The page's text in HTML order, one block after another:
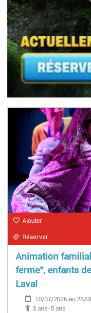
Ajouter
Réserver
Animation
ferme", enfants
Laval
10/07/2026 au 28/
3 ans-5 ans